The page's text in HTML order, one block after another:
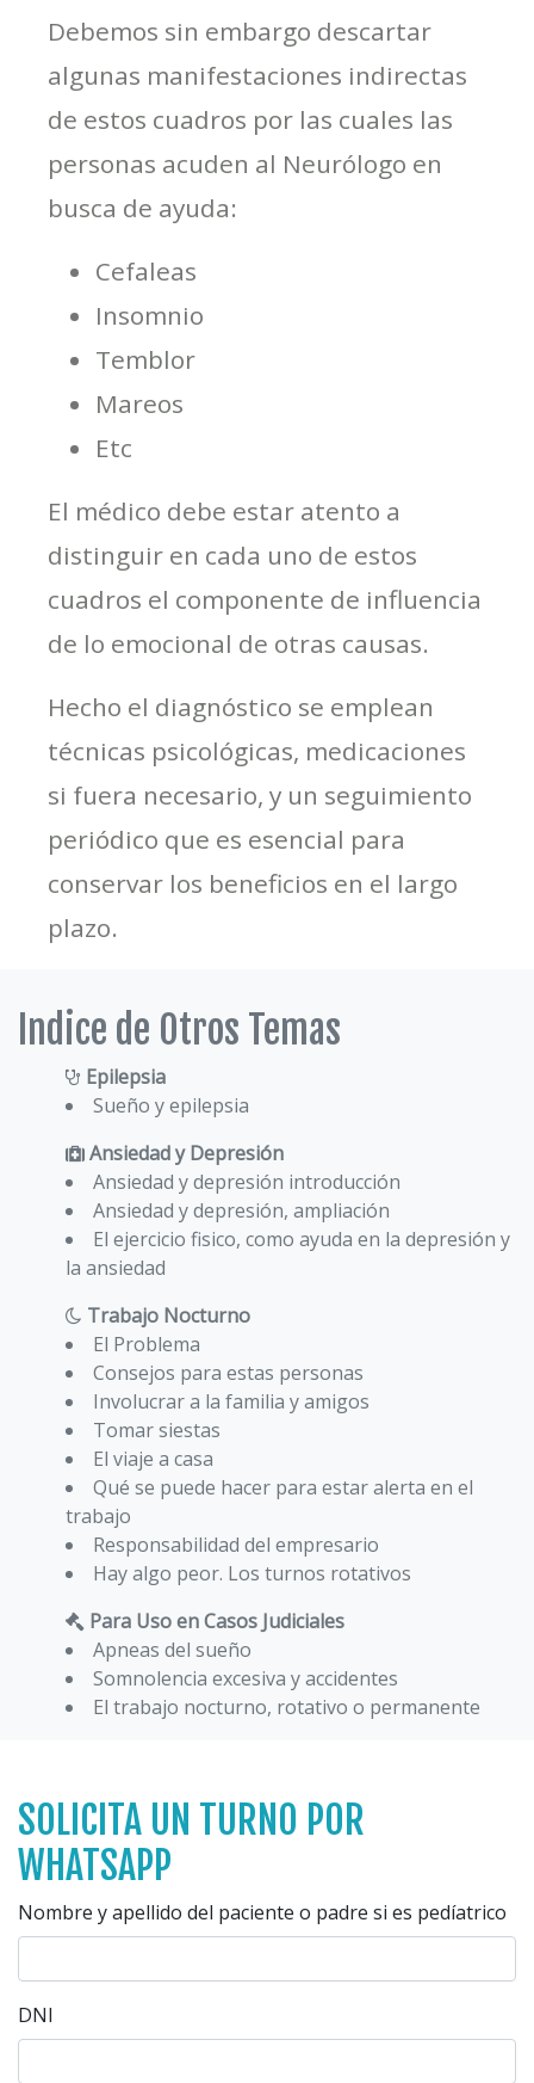
Debemos sin embargo descartar
algunas manifestaciones indirectas
de estos cuadros por las cuales las
personas acuden al Neurólogo en
busca de ayuda:
Cefaleas
Insomnio
Temblor
Mareos
Etc
El médico debe estar atento a
distinguir en cada uno de estos
cuadros el componente de influencia
de lo emocional de otras causas.
Hecho el diagnóstico se emplean
técnicas psicológicas, medicaciones
si fuera necesario, y un seguimiento
periódico que es esencial para
conservar los beneficios en el largo
plazo.
Indice de Otros Temas
Epilepsia
Sueño y epilepsia
Ansiedad y Depresión
Ansiedad y depresión introducción
Ansiedad y depresión, ampliación
El ejercicio fisico, como ayuda en la depresión y
la ansiedad
Trabajo Nocturno
El Problema
Consejos para estas personas
Involucrar a la familia y amigos
Tomar siestas
El viaje a casa
Qué se puede hacer para estar alerta en el
trabajo
Responsabilidad del empresario
Hay algo peor. Los turnos rotativos
Para Uso en Casos Judiciales
Apneas del sueño
Somnolencia excesiva y accidentes
El trabajo nocturno, rotativo o permanente
SOLICITA UN TURNO POR
WHATSAPP
Nombre y apellido del paciente o padre si es pedíatrico
DNI